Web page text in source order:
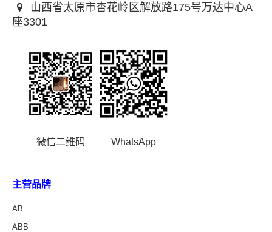
山西省太原市杏花岭区解放路175号万达中心A
座3301
微信二维码 WhatsApp
主营品牌
AB
ABB